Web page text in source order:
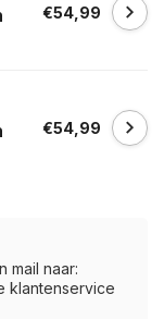
€54,99
€54,99
mail naar:
klantenservice